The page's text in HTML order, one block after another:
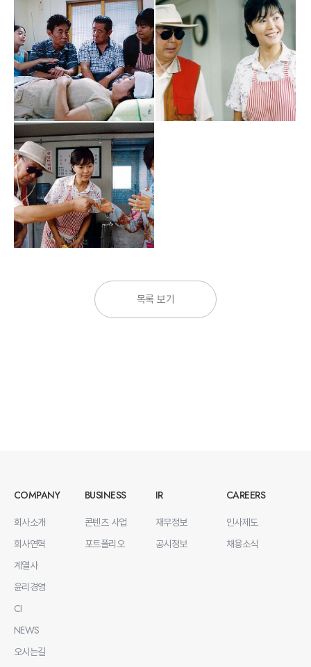
목록 보기
COMPANY BUSINESS IR
CAREERS
회사소개
회사연혁
계열사
윤리경영
CI
NEWS
오시는길
콘텐츠 사업
포트폴리오
재무정보
공시정보
인사제도
채용소식